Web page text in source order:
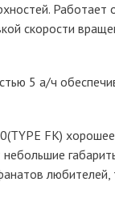
скорости
5 а/ч
FK)